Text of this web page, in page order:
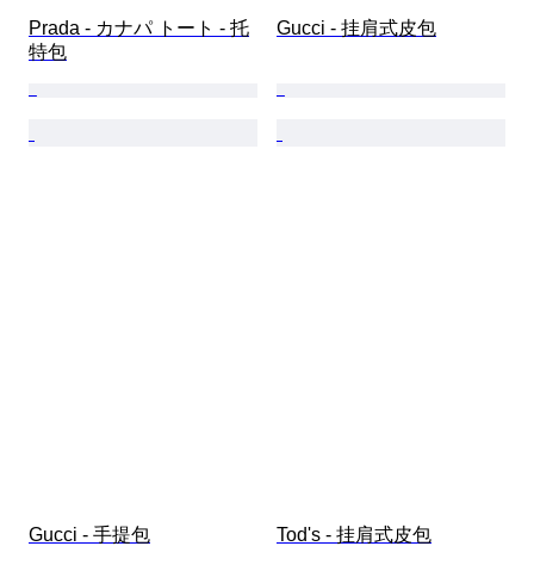
Prada - カナパ トート - 托
特包
Gucci - 挂肩式皮包
Gucci - 手提包 Tod's - 挂肩式皮包